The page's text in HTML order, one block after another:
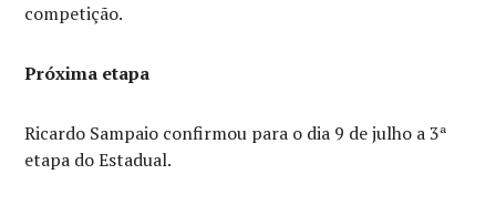
competição.
Próxima etapa
Ricardo Sampaio confirmou para o dia 9 de julho a 3ª
etapa do Estadual.